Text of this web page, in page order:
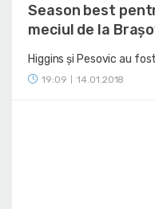
Season best
meciul de la
Higgins și Pesovic au
19:09 14.01.2018